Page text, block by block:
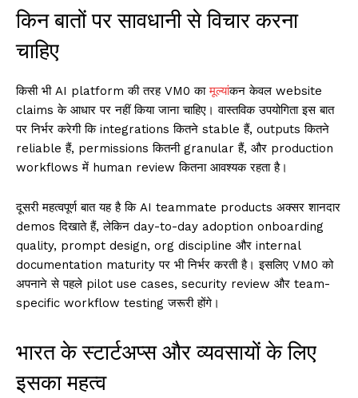
किन बातों पर सावधानी से विचार करना
चाहिए
किसी भी AI platform की तरह VM0 कामूल्यांकन केवल website
claims के आधार पर नहीं किया जाना चाहिए। वास्तविक उपयोगिता इस बात
पर निर्भर करेगी कि integrations कितने stable हैं, outputs कितने
reliable हैं, permissions कितनी granular हैं, और production
workflows में human review कितना आवश्यक रहता है।
दूसरी महत्वपूर्ण बात यह है कि AI teammate products अक्सर शानदार
demos दिखाते हैं, लेकिन day-to-day adoption onboarding
quality, prompt design, org discipline और internal
documentation maturity पर भी निर्भर करती है। इसलिए VM0 को
अपनाने से पहले pilot use cases, security review और team-
specific workflow testing जरूरी होंगे।
भारत के स्टार्टअप्स और व्यवसायों के लिए
इसका महत्व